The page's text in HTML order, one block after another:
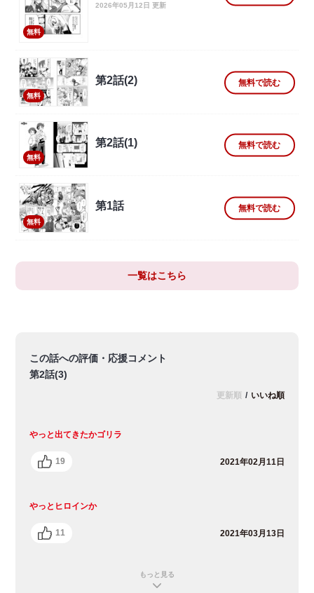
無料
2026年05月12日 更新
無料
第2話(2) 無料で読む
無料
第2話(1) 無料で読む
無料
第1話 無料で読む
一覧はこちら
この話への評価・応援コメント
第2話(3)
更新順 / いいね順
やっと出てきたかゴリラ
19 2021年02月11日
やっとヒロインか
11 2021年03月13日
もっと見る